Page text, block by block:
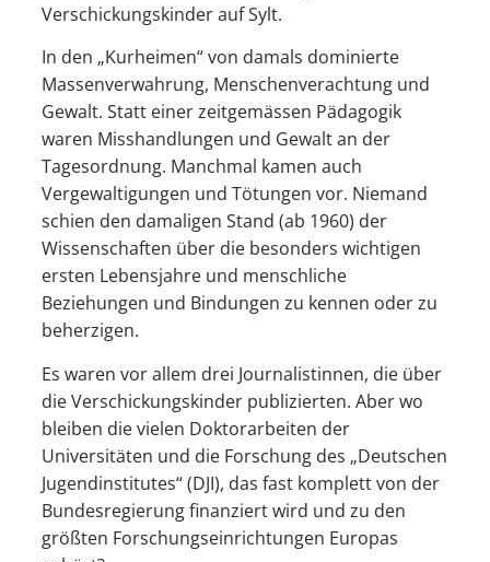
Verschickungskinder auf Sylt.
In den „Kurheimen“ von damals dominierte
Massenverwahrung, Menschenverachtung und
Gewalt. Statt einer zeitgemässen Pädagogik
waren Misshandlungen und Gewalt an der
Tagesordnung. Manchmal kamen auch
Vergewaltigungen und Tötungen vor. Niemand
schien den damaligen Stand (ab 1960) der
Wissenschaften über die besonders wichtigen
ersten Lebensjahre und menschliche
Beziehungen und Bindungen zu kennen oder zu
beherzigen.
Es waren vor allem drei Journalistinnen, die über
die Verschickungskinder publizierten. Aber wo
bleiben die vielen Doktorarbeiten der
Universitäten und die Forschung des „Deutschen
Jugendinstitutes“ (DJI), das fast komplett von der
Bundesregierung finanziert wird und zu den
größten Forschungseinrichtungen Europas